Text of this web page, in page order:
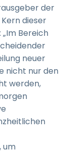
der
dieser
Bereich
neuer
nicht nur den
werden,
um